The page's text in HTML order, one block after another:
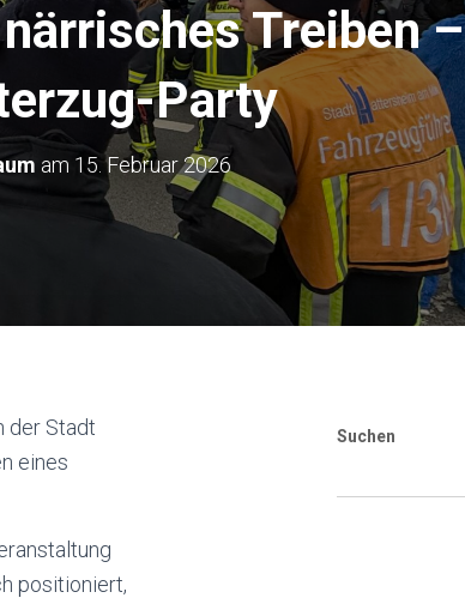
Treiben –
Party
am 15. Februar 2026
der Stadt
eines
positioniert,
Suchen